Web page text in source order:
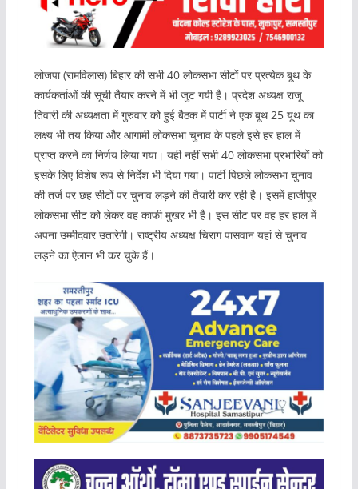
लोजपा (रामविलास) बिहार की सभी 40 लोकसभा सीटों पर प्रत्येक बूथ के
कार्यकर्ताओं की सूची तैयार करने में भी जुट गयी है। प्रदेश अध्यक्ष राजू
तिवारी की अध्यक्षता में गुरुवार को हुई बैठक में पार्टी ने एक बूथ 25 यूथ का
लक्ष्य भी तय किया और आगामी लोकसभा चुनाव के पहले इसे हर हाल में
प्राप्त करने का निर्णय लिया गया। यही नहीं सभी 40 लोकसभा प्रभारियों को
इसके लिए विशेष रूप से निर्देश भी दिया गया। पार्टी पिछले लोकसभा चुनाव
की तर्ज पर छह सीटों पर चुनाव लड़ने की तैयारी कर रही है। इसमें हाजीपुर
लोकसभा सीट को लेकर वह काफी मुखर भी है। इस सीट पर वह हर हाल में
अपना उम्मीदवार उतारेगी। राष्ट्रीय अध्यक्ष चिराग पासवान यहां से चुनाव
लड़ने का ऐलान भी कर चुके हैं।